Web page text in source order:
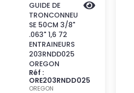
GUIDE DE
TRONCONNEU
SE 50CM 3/8"
.063" 1,6 72
ENTRAINEURS
203RNDD025
OREGON
Réf :
ORE203RNDD025
OREGON